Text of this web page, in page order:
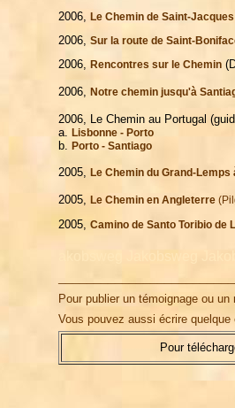
2006, Le Chemin de Saint-
2006, Sur la route de Saint-
2006, Rencontres sur le Chemin
2006, Notre chemin jusqu'à
2006, Le Chemin au Portugal
a. Lisbonne - Porto
b. Porto - Santiago
2005, Le Chemin du Grand-Lemps
2005, Le Chemin en Angleterre
2005, Camino de Santo Toribio de
Pour publier un témoignage ou
Vous pouvez aussi écrire quelque
Pour